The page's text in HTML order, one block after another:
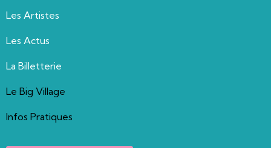
Les Artistes
Les Actus
La Billetterie
Le Big Village
Infos Pratiques